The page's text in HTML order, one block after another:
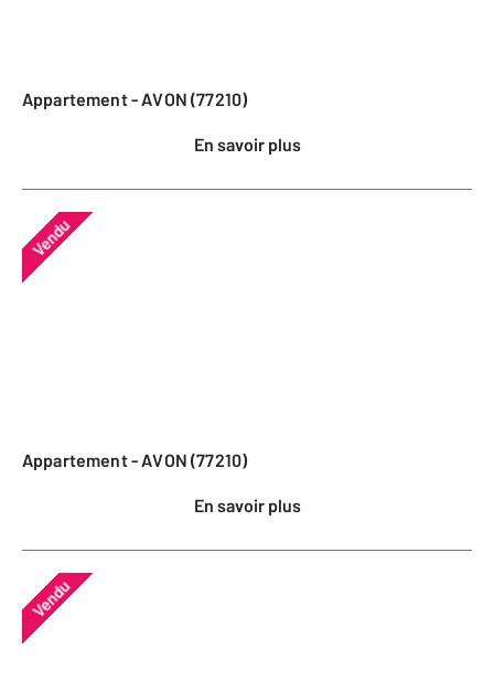
Appartement - AVON (77210)
En savoir plus
Vendu
Appartement - AVON (77210)
En savoir plus
Vendu